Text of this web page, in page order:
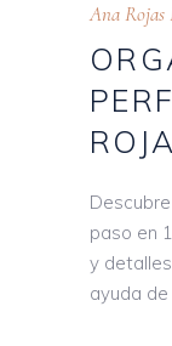
Ana Rojas
paso en
y
ayuda